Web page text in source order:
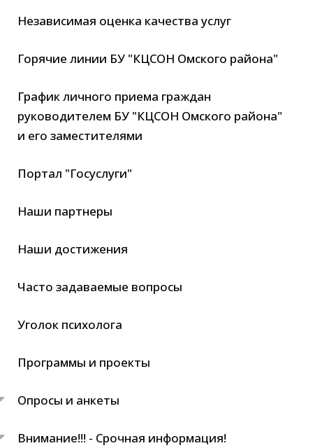
Независимая оценка качества услуг
Горячие линии БУ "КЦСОН Омского района"
График личного приема граждан
руководителем БУ "КЦСОН Омского района"
и его заместителями
Портал "Госуслуги"
Наши партнеры
Наши достижения
Часто задаваемые вопросы
Уголок психолога
Программы и проекты
Опросы и анкеты
Внимание!!! - Срочная информация!